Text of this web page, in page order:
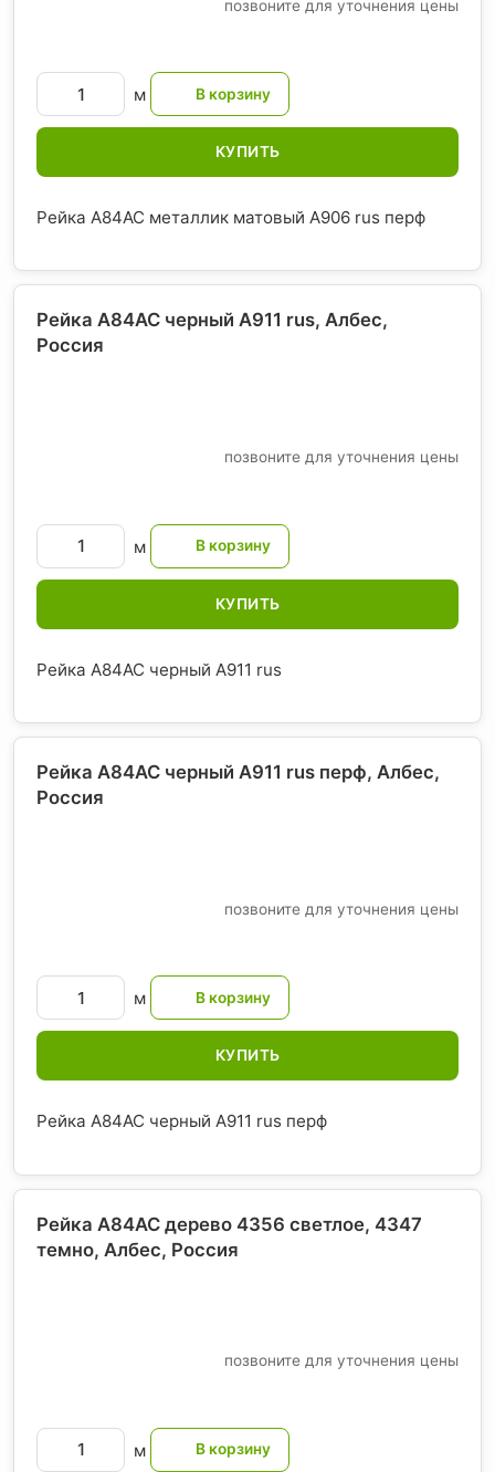
позвоните для уточнения цены
м
КУПИТЬ
Рейка A84AC металлик матовый А906 rus перф
Рейка A84AC черный А911 rus, Албес,
Россия
позвоните для уточнения цены
м
КУПИТЬ
Рейка A84AC черный А911 rus
Рейка A84AC черный А911 rus перф, Албес,
Россия
позвоните для уточнения цены
м
КУПИТЬ
Рейка A84AC черный А911 rus перф
Рейка A84AC дерево 4356 светлое, 4347
темно, Албес, Россия
позвоните для уточнения цены
м